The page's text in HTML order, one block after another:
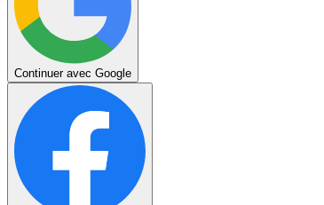
Continuer avec Google